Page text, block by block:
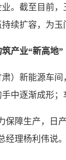
。截至目前
续扩容，为玉
产业“新高地”
新能源车间
中逐渐成形
障生产，日产
经理杨利伟说。